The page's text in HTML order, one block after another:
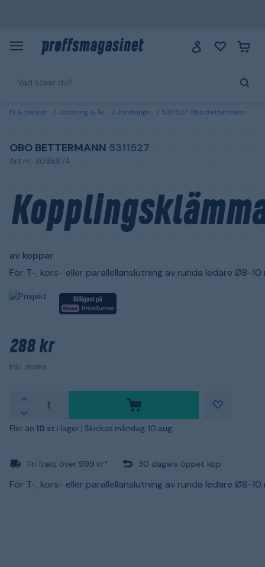
El & belysning Jordning & åskskydd Jordningsmaterial 5311527 Obo Bettermann Kopplingsklämma av koppar
OBO BETTERMANN 5311527
Art.nr: 3036874
av koppar
För T-, kors- eller parallellanslutning av runda ledare Ø8-10
288 kr
Inkl. moms
Fler än 10 st i lager | Skickas måndag, 10 aug.
Fri frakt över 999 kr* 30 dagars öppet köp
För T-, kors- eller parallellanslutning av runda ledare Ø8-10